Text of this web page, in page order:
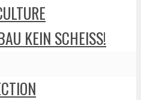
KEIN SCHEISS!